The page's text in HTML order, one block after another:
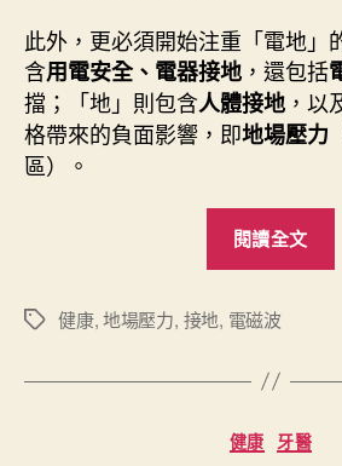
此外，更必須開始注重「電地」
含用電安全、電器接地 ，還包括
擋；「地」則包含人體接地 ，以
格帶來的負面影響，即地場壓力
區）。
閱讀全文
標
健康,地場壓力, 接地, 電磁波
分
健康 牙醫